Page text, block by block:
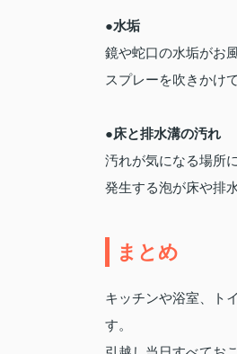
●水垢
鏡や蛇口の水垢がお
スプレーを吹きかけ
●床と排水溝の汚れ
汚れが気になる場所
発生する泡が床や排
まとめ
キッチンや浴室、ト
す。